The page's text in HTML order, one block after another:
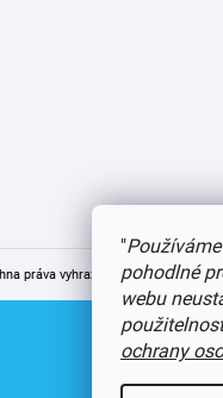
"
pohodlné
webu
ochrany
práva vyhrazena.Upravit